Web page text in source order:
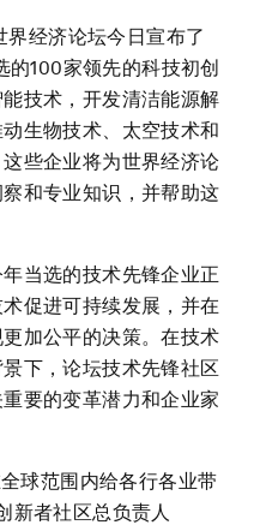
经济论坛今日宣布了
100家领先的科技初创
技术，开发清洁能源解
生物技术、太空技术和
些企业将为世界经济论
和专业知识，并帮助这
当选的技术先锋企业正
促进可持续发展，并在
加公平的决策。在技术
下，论坛技术先锋社区
要的变革潜力和企业家
球范围内给各行各业带
新者社区总负责人